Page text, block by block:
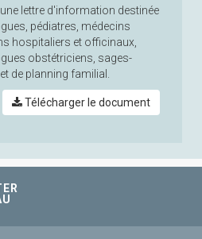
lettre d'information destinée
pédiatres, médecins
hospitaliers et officinaux,
obstétriciens, sages-
de planning familial.
Télécharger le document